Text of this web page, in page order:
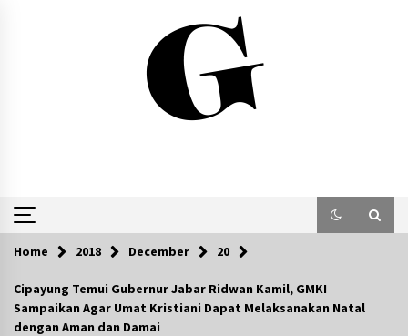
Home 2018 December 20
Cipayung Temui Gubernur Jabar Ridwan Kamil, GMKI
Sampaikan Agar Umat Kristiani Dapat Melaksanakan Natal
dengan Aman dan Damai